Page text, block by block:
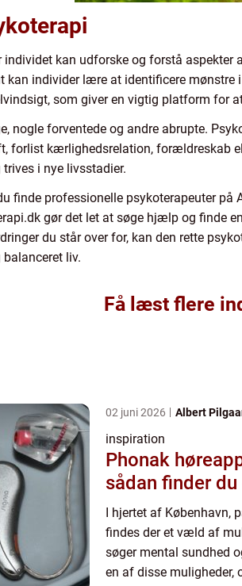
individet kan udforske og forstå
kan individer lære at identificere
som giver en vigtig platform for
nogle forventede og andre abrupte.
forlist kærlighedsrelation, forældreskab
i nye livsstadier.
finde professionelle psykoterapeuter på
gør det let at søge hjælp og finde
du står over for, kan den rette
liv.
Få læst flere
02 juni 2026 Albert
inspiration
Phonak
sådan finder
I hjertet af København,
findes der et væld af
søger mental sundhed
en af disse muligheder,